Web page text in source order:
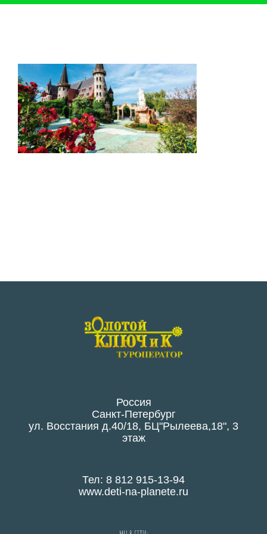
Россия
Санкт-Петербург
ул. Восстания д.40/18, БЦ"Рылеева,18", 3
этаж
Тел: 8 812 915-13-94
www.deti-na-planete.ru